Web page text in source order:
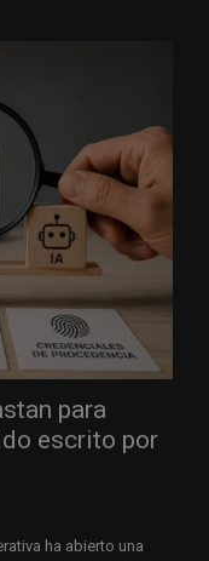
para
escrito por
ha abierto una